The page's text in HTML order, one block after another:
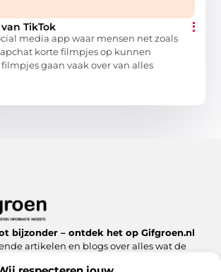
TikTok
media app waar mensen net zoals
korte filmpjes op kunnen
gaan vaak over van alles
bijzonder – ontdek het op Gifgroen.nl
artikelen en blogs over alles wat de